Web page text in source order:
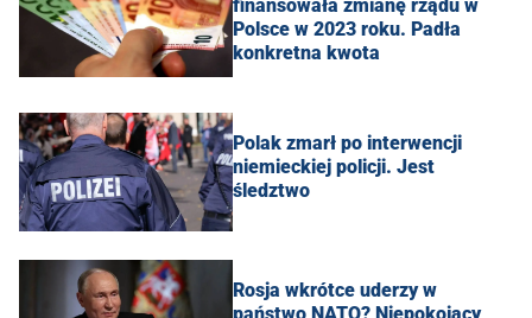
finansowała zmianę rządu w
Polsce w 2023 roku. Padła
konkretna kwota
Polak zmarł po interwencji
niemieckiej policji. Jest
śledztwo
Rosja wkrótce uderzy w